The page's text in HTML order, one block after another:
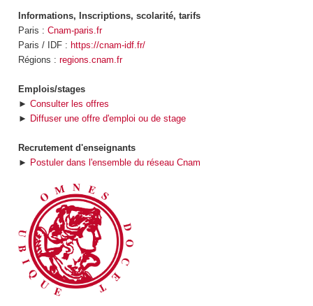
Informations, Inscriptions, scolarité, tarifs
Paris : Cnam-paris.fr
Paris / IDF : https://cnam-idf.fr/
Régions : regions.cnam.fr
Emplois/stages
► Consulter les offres
► Diffuser une offre d'emploi ou de stage
Recrutement d'enseignants
► Postuler dans l'ensemble du réseau Cnam